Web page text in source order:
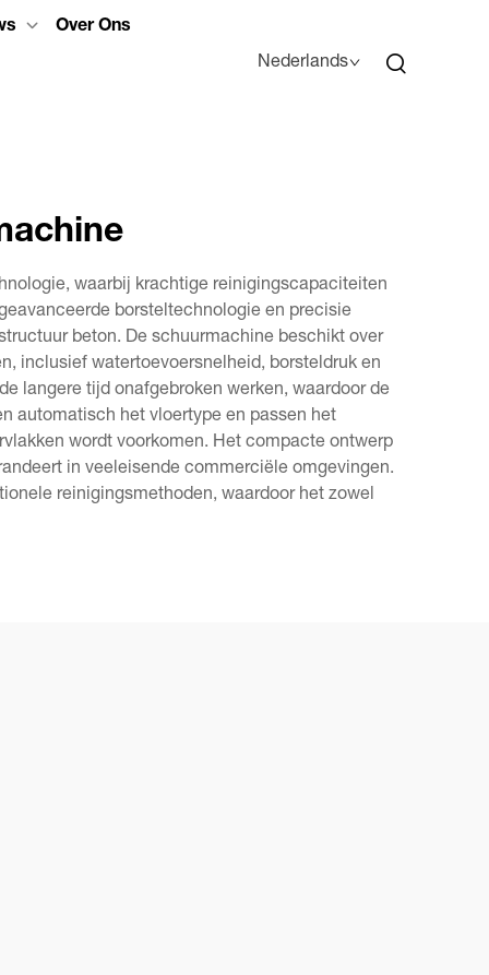
Over Ons
Nederlands
waarbij krachtige reinigingscapaciteiten
borsteltechnologie en precisie
beton. De schuurmachine beschikt over
inclusief watertoevoersnelheid, borsteldruk en
langere tijd onafgebroken werken, waardoor de
automatisch het vloertype en passen het
wordt voorkomen. Het compacte ontwerp
in veeleisende commerciële omgevingen.
reinigingsmethoden, waardoor het zowel